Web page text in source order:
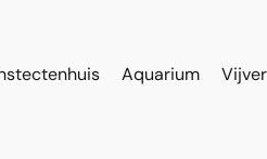
Aquarium Vijver